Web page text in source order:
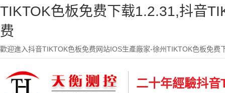
TIKTOK色板免费下载1.2.31,抖音
费
歡迎進入抖音TIKTOK色板免费网站IOS生產廠家-徐州TIKTOK色板免费
二十年經驗抖